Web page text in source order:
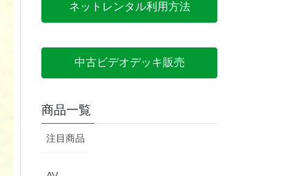
ネットレンタル利用方法
中古ビデオデッキ販売
商品一覧
注目商品